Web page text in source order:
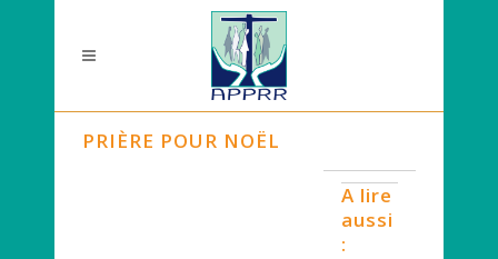
PRIÈRE POUR NOËL
A lire
aussi
: